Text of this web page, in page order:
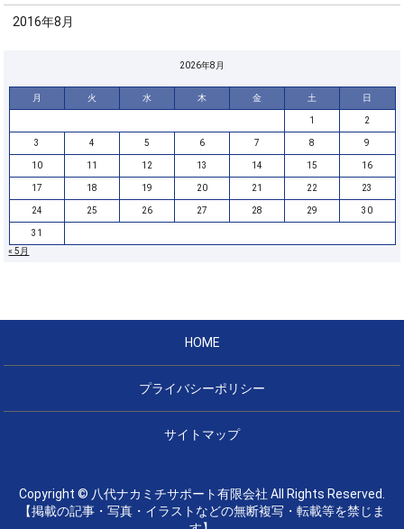
2016年8月
2026年8月
月 火 水 木 金 土 日
1 2
3 4 5 6 7 8 9
10 11 12 13 14 15 16
17 18 19 20 21 22 23
24 25 26 27 28 29 30
31
« 5月
HOME
プライバシーポリシー
サイトマップ
Copyright © 八代ナカミチサポート有限会社 All Rights Reserved.
【掲載の記事・写真・イラストなどの無断複写・転載等を禁じま